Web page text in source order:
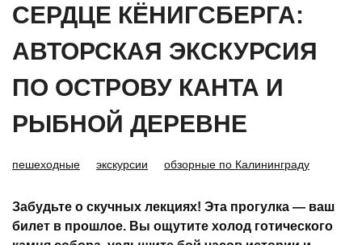
СЕРДЦЕ КЁНИГСБЕРГА:
АВТОРСКАЯ ЭКСКУРСИЯ
ПО ОСТРОВУ КАНТА И
РЫБНОЙ ДЕРЕВНЕ
пешеходные экскурсии обзорные по Калининграду
Забудьте о скучных лекциях! Эта прогулка — ваш
билет в прошлое. Вы ощутите холод готического